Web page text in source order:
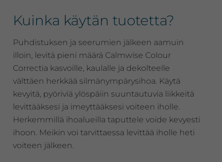
Kuinka käytän tuotetta?
Puhdistuksen ja seerumien jälkeen aamuin
illoin, levitä pieni määrä Calmwise Colour
Correctia kasvoille, kaulalle ja dekolteelle
välttäen herkkää silmänympärysihoa. Käytä
kevyitä, pyöriviä ylöspäiin suuntautuvia liikkeitä
levittääksesi ja imeyttääksesi voiteen iholle.
Herkemmillä ihoalueilla taputtele voide kevyesti
ihoon. Meikin voi tarvittaessa levittää iholle heti
voiteen jälkeen.